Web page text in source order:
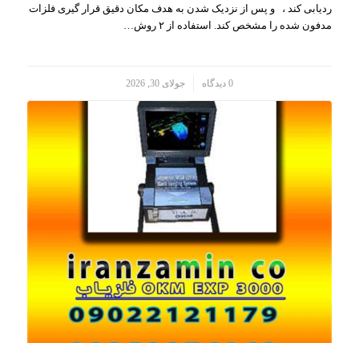
ردیابی کند ، و پس از نزدیک شدن به هدف مکان دقیق قرار گیری فلزات
مدفون شده را مشخص کند. استفاده از ۲ روش…
0 دیدگاه جولای 30, 2026